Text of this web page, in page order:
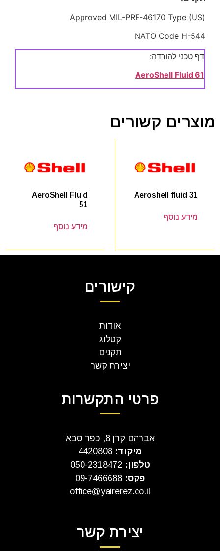
(Approved MIL-PRF-46170 Type (US
NATO Code H-544
דף טכני להורדה:
AeroShell Fluid 61
מוצרים קשורים
Aeroshell fluid 31
מידע נוסף
AeroShell Fluid
51
מידע נוסף
קישורים
אודות
קטלוג
תקנים
יצירת קשר
פרטי התקשרות
אברהם קרן 8, כפר סבא
מיקוד:
טלפון:
פקס: 09-7466688
office@yairerez.co.il
יצירת קשר